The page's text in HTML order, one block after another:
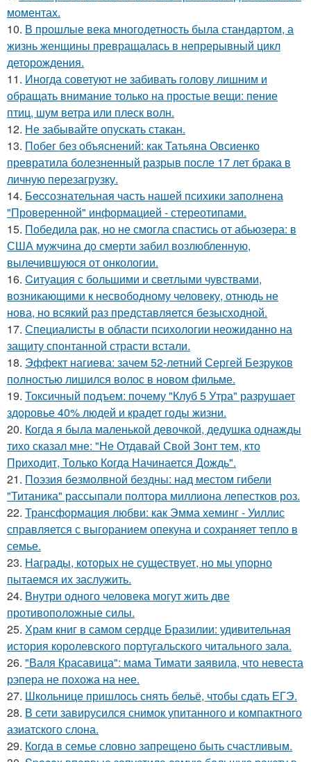
моментах.
10. В прошлые века многодетность была стандартом, а
жизнь женщины превращалась в непрерывный цикл
деторождения.
11. Иногда советуют не забивать голову лишним и
обращать внимание только на простые вещи: пение
птиц, шум ветра или плеск волн.
12. Не забывайте опускать стакан.
13. Побег без объяснений: как Татьяна Овсиенко
превратила болезненный разрыв после 17 лет брака в
личную перезагрузку.
14. Бecсознательная часть нашей психики заполнена
"Проверенной" информацией - стереотипами.
15. Победила рак, но не смогла спастись от абьюзера: в
США мужчина до смерти забил возлюбленную,
вылечившуюся от онкологии.
16. Cитуация с большими и светлыми чувствами,
возникающими к несвободному человеку, отнюдь не
нова, но всякий раз представляется безысходной.
17. Специалисты в области психологии неожиданно на
защиту спонтанной страсти встали.
18. Эффект нагиева: зачем 52-летний Сергей Безруков
полностью лишился волос в новом фильме.
19. Токсичный подъем: почему "Клуб 5 Утра" разрушает
здоровье 40% людей и крадет годы жизни.
20. Когда я была маленькой девочкой, дедушка однажды
тихо сказал мне: "Не Отдавай Свой Зонт тем, кто
Приходит, Только Когда Начинается Дождь".
21. Поэзия безмолвной бездны: над местом гибели
"Титаника" рассыпали полтора миллиона лепестков роз.
22. Трансформация любви: как Эмма хеминг - Уиллис
справляется с выгоранием опекуна и сохраняет тепло в
семье.
23. Награды, которых не существует, но мы упорно
пытаемся их заслужить.
24. Внутри одного человека могут жить две
противоположные силы.
25. Храм книг в самом сердце Бразилии: удивительная
история королевского португальского читального зала.
26. "Валя Красавица": мама Тимати заявила, что невеста
рэпера не похожа на нее.
27. Школьнице пришлось снять бельё, чтобы сдать ЕГЭ.
28. В сети завирусился снимок упитанного и компактного
азиатского слона.
29. Когда в семье словно запрещено быть счастливым.